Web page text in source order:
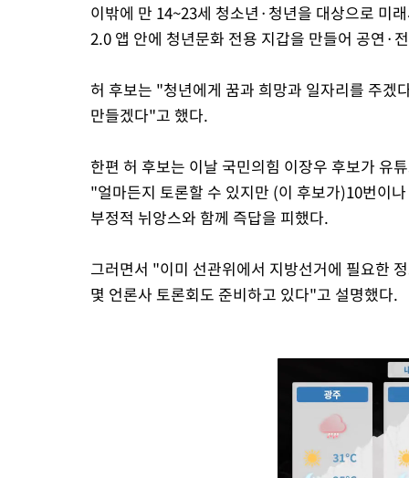
이밖에 만 14~23세 청소년·청년을 대상으로 미
2.0 앱 안에 청년문화 전용 지갑을 만들어 공연·
허 후보는 "청년에게 꿈과 희망과 일자리를 주
만들겠다"고 했다.
한편 허 후보는 이날 국민의힘 이장우 후보가 유
"얼마든지 토론할 수 있지만 (이 후보가)10번이
부정적 뉘앙스와 함께 즉답을 피했다.
그러면서 "이미 선관위에서 지방선거에 필요한
몇 언론사 토론회도 준비하고 있다"고 설명했다.